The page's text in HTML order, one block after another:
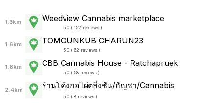
1.3km Weedview Cannabis marketplace
5.0 ( 152 reviews )
1.6km TOMGUNKUB CHARUN23
5.0 ( 62 reviews )
1.8km CBB Cannabis House - Ratchapruek
5.0 ( 58 reviews )
2.4km ร้านโค้งกอไผ่ตลิ่งชัน/กัญชา/Cannabis
5.0 ( 8 reviews )